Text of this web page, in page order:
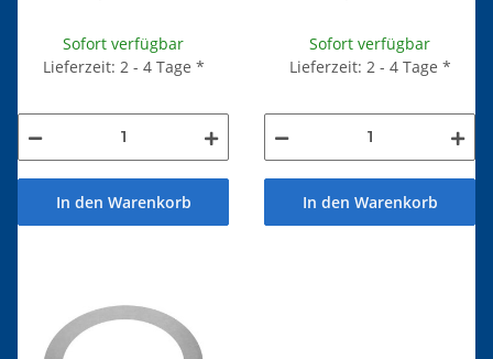
Sofort verfügbar
Lieferzeit: 2 - 4 Tage *
In den Warenkorb
Sofort verfügbar
Lieferzeit: 2 - 4 Tage *
In den Warenkorb